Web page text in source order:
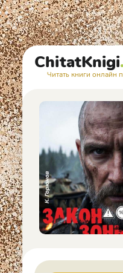
ChitatKnigi
Читать книги онлайн